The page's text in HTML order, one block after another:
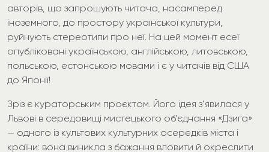
авторів, що запрошують читача, насамперед
іноземного, до простору української культури,
руйнують стереотипи про неї. На цей момент есеї
опубліковані українською, англійською, литовською,
польською, естонською мовами і є у читачів від США
до Японії!
Зріз є кураторським проєктом. Його ідея з’явилася у
Львові в середовищі мистецького об’єднання «Дзиґа»
— одного із культових культурних осередків міста і
країни: вона виникла з бажання вловити й окреслити